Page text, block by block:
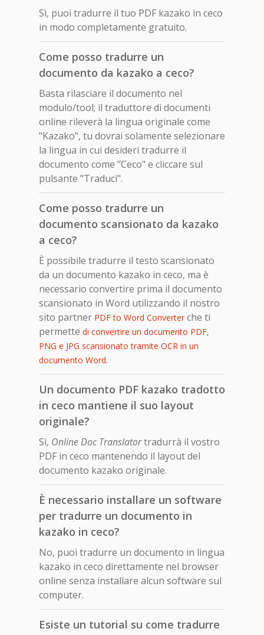
Sì, puoi tradurre il tuo PDF kazako in ceco
in modo completamente gratuito.
Come posso tradurre un
documento da kazako a ceco?
Basta rilasciare il documento nel
modulo/tool; il traduttore di documenti
online rileverà la lingua originale come
"Kazako", tu dovrai solamente selezionare
la lingua in cui desideri tradurre il
documento come "Ceco" e cliccare sul
pulsante "Traduci".
Come posso tradurre un
documento scansionato da kazako
a ceco?
È possibile tradurre il testo scansionato
da un documento kazako in ceco, ma è
necessario convertire prima il documento
scansionato in Word utilizzando il nostro
sito partner PDF to Word Converterche ti
permette di convertire un documento PDF,
PNG e JPG scansionato tramite OCR in un
documento Word.
Un documento PDF kazako tradotto
in ceco mantiene il suo layout
originale?
Sì, Online Doc Translatortradurrà il vostro
PDF in ceco mantenendo il layout del
documento kazako originale.
È necessario installare un software
per tradurre un documento in
kazako in ceco?
No, puoi tradurre un documento in lingua
kazako in ceco direttamente nel browser
online senza installare alcun software sul
computer.
Esiste un tutorial su come tradurre